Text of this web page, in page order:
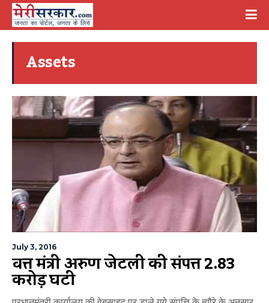
Assets
July 3, 2016
वित्त मंत्री अरुण जेटली की संपत्ति 2.83
करोड़ घटी